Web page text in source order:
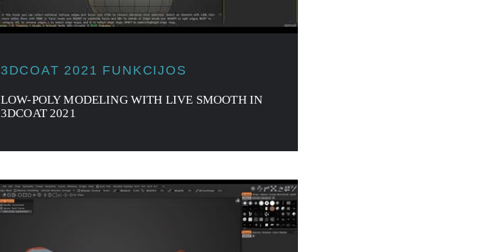
3DCOAT 2021 FUNKCIJOS
LOW-POLY MODELING WITH LIVE SMOOTH IN
3DCOAT 2021